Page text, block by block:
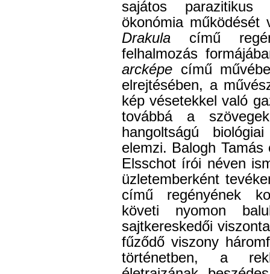
sajátos parazitikus
ökonómia működését
Drakula című
felhalmozás
arcképe című
elrejtésében, a
kép vésetekkel való
továbbá a
hangoltságú
elemzi. Balogh
Elsschot írói néven
üzletemberként
című regényének
követi nyomon
sajtkereskedői
fűződő viszony
történetben, a